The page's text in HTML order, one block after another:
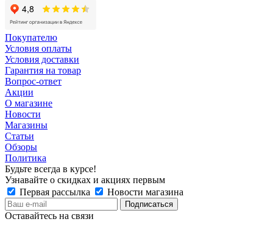
Покупателю
Условия оплаты
Условия доставки
Гарантия на товар
Вопрос-ответ
Акции
О магазине
Новости
Магазины
Статьи
Обзоры
Политика
Будьте всегда в курсе!
Узнавайте о скидках и акциях первым
Первая рассылка
Новости магазина
Оставайтесь на связи